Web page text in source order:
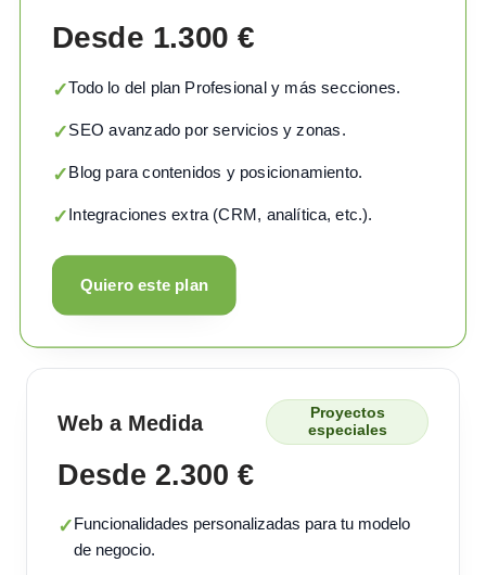
Desde 1.300 €
✓Todo lo del plan Profesional y más secciones.
✓SEO avanzado por servicios y zonas.
✓Blog para contenidos y posicionamiento.
✓Integraciones extra (CRM, analítica, etc.).
Quiero este plan
Web a Medida
Proyectos
especiales
Desde 2.300 €
✓Funcionalidades personalizadas para tu modelo
de negocio.